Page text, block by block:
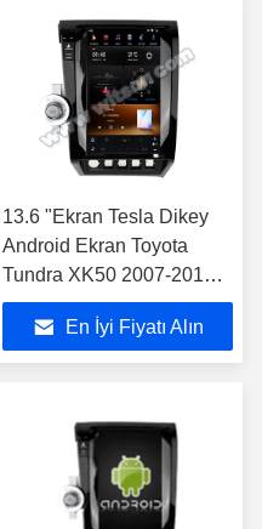
13.6 "Ekran Tesla Dikey
Android Ekran Toyota
Tundra XK50 2007-2013
Sequoia XK60 2008 -
2017
En İyi Fiyatı Alın